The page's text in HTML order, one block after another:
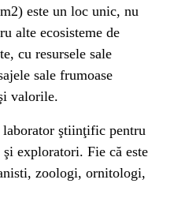
este un loc unic, nu
alte ecosisteme de
cu resursele sale
sale frumoase
valorile.
ştiinţific pentru
exploratori. Fie că este
zoologi, ornitologi,